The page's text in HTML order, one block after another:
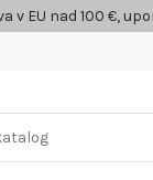
v EU nad 100 €,